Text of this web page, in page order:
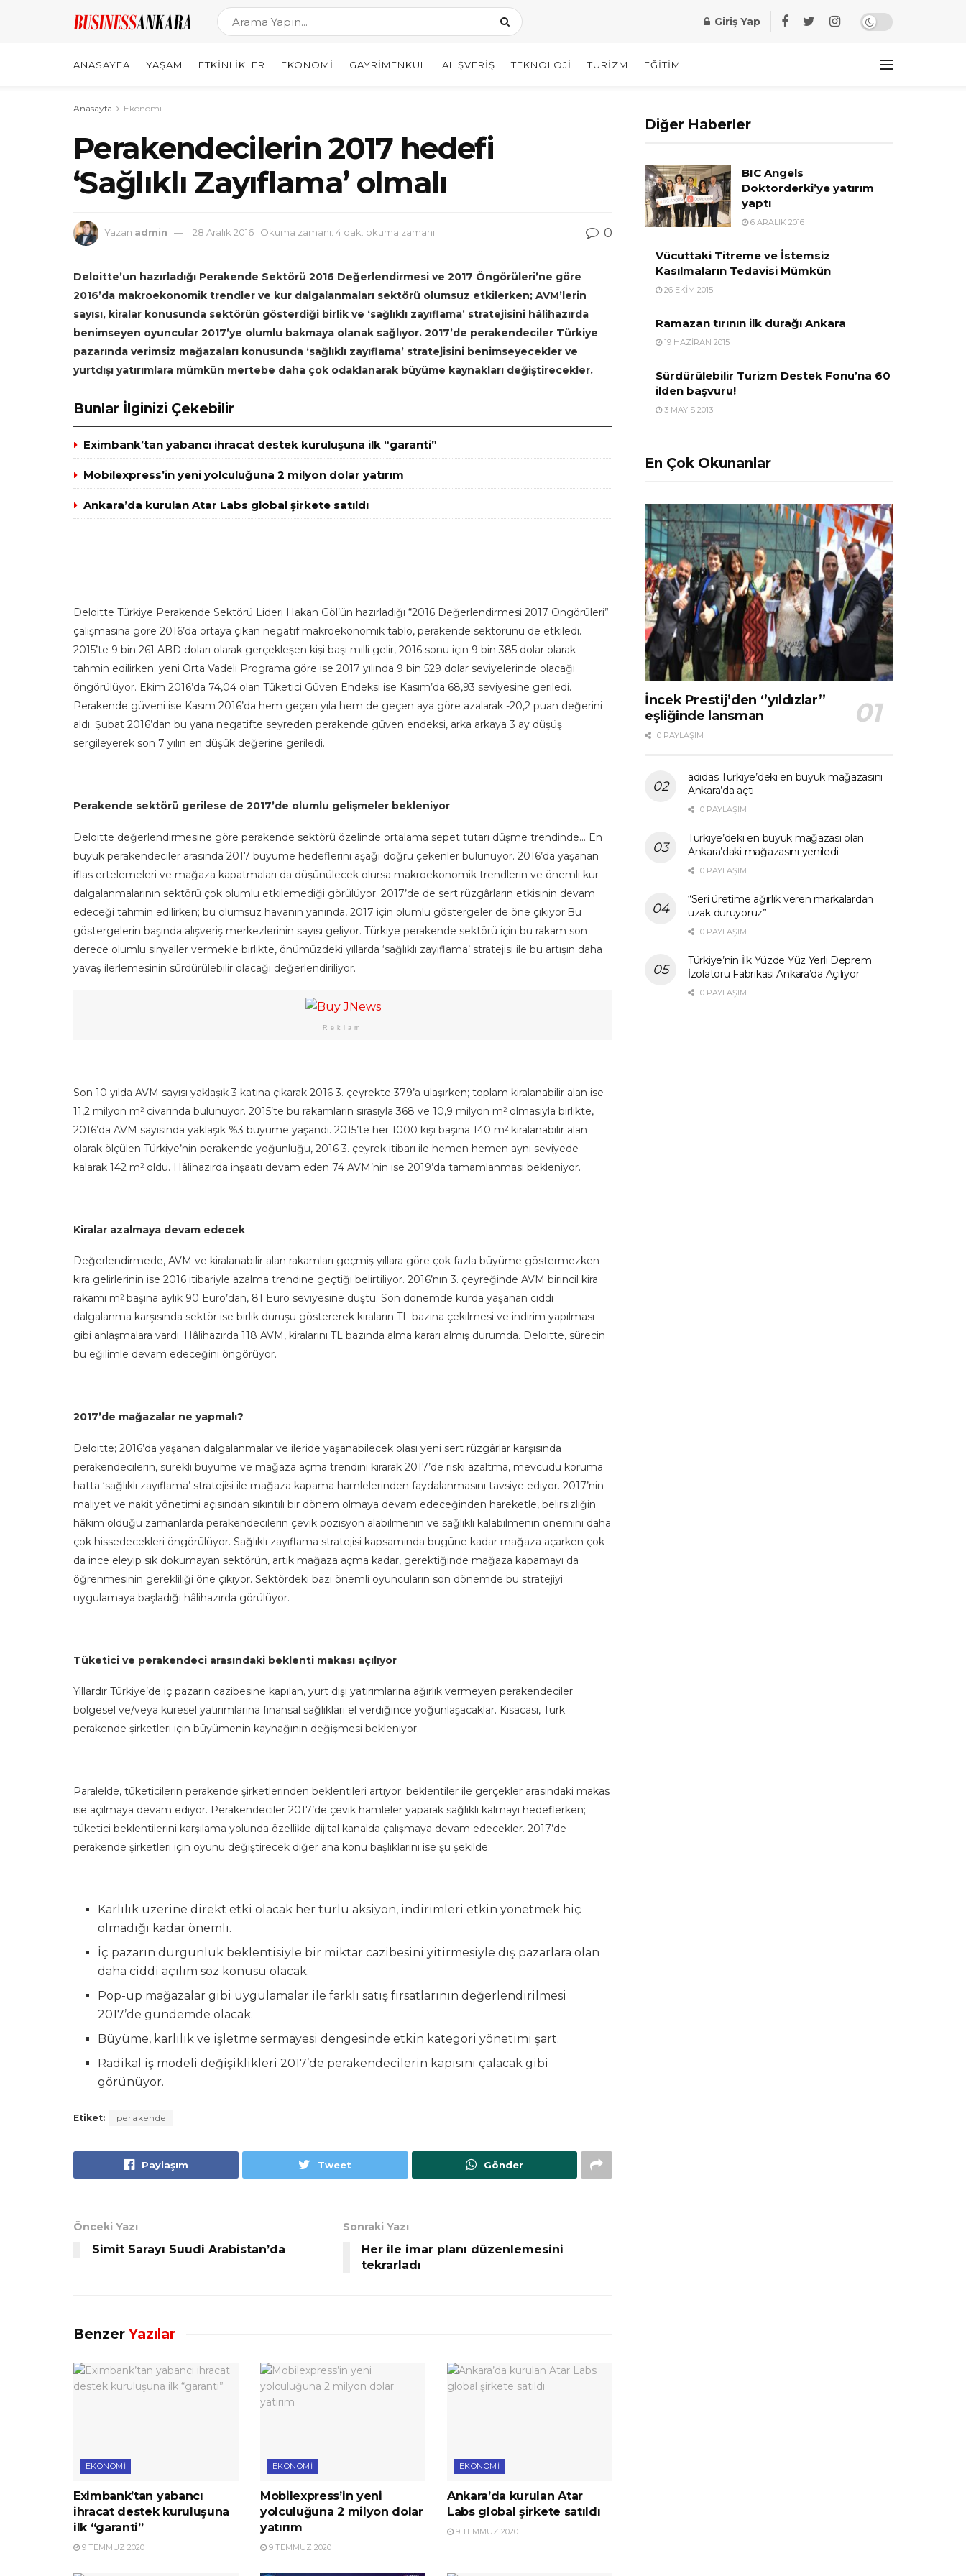
Giriş Yap
ANASAYFA YAŞAM ETKINLIKLER EKONOMI GAYRIMENKUL ALIŞVERIŞ TEKNOLOJI TURIZM EĞITIM
Anasayfa Ekonomi
Perakendecilerin 2017 hedefi
‘Sağlıklı Zayıflama’ olmalı
Yazan admin 28 Aralık 2016 Okuma zamanı: 4 dak. okuma zamanı 0
Deloitte’un hazırladığı Perakende Sektörü 2016 Değerlendirmesi ve 2017 Öngörüleri’ne göre
2016’da makroekonomik trendler ve kur dalgalanmaları sektörü olumsuz etkilerken; AVM’lerin
sayısı, kiralar konusunda sektörün gösterdiği birlik ve ‘sağlıklı zayıflama’ stratejisini hâlihazırda
benimseyen oyuncular 2017’ye olumlu bakmaya olanak sağlıyor. 2017’de perakendeciler Türkiye
pazarında verimsiz mağazaları konusunda ‘sağlıklı zayıflama’ stratejisini benimseyecekler ve
yurtdışı yatırımlara mümkün mertebe daha çok odaklanarak büyüme kaynakları değiştirecekler.
Bunlar İlginizi Çekebilir
Eximbank’tan yabancı ihracat destek kuruluşuna ilk “garanti”
Mobilexpress’in yeni yolculuğuna 2 milyon dolar yatırım
Ankara’da kurulan Atar Labs global şirkete satıldı
Deloitte Türkiye Perakende Sektörü Lideri Hakan Göl’ün hazırladığı “2016 Değerlendirmesi 2017 Öngörüleri”
çalışmasına göre 2016’da ortaya çıkan negatif makroekonomik tablo, perakende sektörünü de etkiledi.
2015’te 9 bin 261 ABD doları olarak gerçekleşen kişi başı milli gelir, 2016 sonu için 9 bin 385 dolar olarak
tahmin edilirken; yeni Orta Vadeli Programa göre ise 2017 yılında 9 bin 529 dolar seviyelerinde olacağı
öngörülüyor. Ekim 2016’da 74,04 olan Tüketici Güven Endeksi ise Kasım’da 68,93 seviyesine geriledi.
Perakende güveni ise Kasım 2016’da hem geçen yıla hem de geçen aya göre azalarak -20,2 puan değerini
aldı. Şubat 2016’dan bu yana negatifte seyreden perakende güven endeksi, arka arkaya 3 ay düşüş
sergileyerek son 7 yılın en düşük değerine geriledi.
Perakende sektörü gerilese de 2017’de olumlu gelişmeler bekleniyor
Deloitte değerlendirmesine göre perakende sektörü özelinde ortalama sepet tutarı düşme trendinde… En
büyük perakendeciler arasında 2017 büyüme hedeflerini aşağı doğru çekenler bulunuyor. 2016’da yaşanan
iflas ertelemeleri ve mağaza kapatmaları da düşünülecek olursa makroekonomik trendlerin ve önemli kur
dalgalanmalarının sektörü çok olumlu etkilemediği görülüyor. 2017’de de sert rüzgârların etkisinin devam
edeceği tahmin edilirken; bu olumsuz havanın yanında, 2017 için olumlu göstergeler de öne çıkıyor.Bu
göstergelerin başında alışveriş merkezlerinin sayısı geliyor. Türkiye perakende sektörü için bu rakam son
derece olumlu sinyaller vermekle birlikte, önümüzdeki yıllarda ‘sağlıklı zayıflama’ stratejisi ile bu artışın daha
yavaş ilerlemesinin sürdürülebilir olacağı değerlendiriliyor.
Reklam
Son 10 yılda AVM sayısı yaklaşık 3 katına çıkarak 2016 3. çeyrekte 379’a ulaşırken; toplam kiralanabilir alan ise
11,2 milyon m2 civarında bulunuyor. 2015’te bu rakamların sırasıyla 368 ve 10,9 milyon m2 olmasıyla birlikte,
2016’da AVM sayısında yaklaşık %3 büyüme yaşandı. 2015’te her 1000 kişi başına 140 m2 kiralanabilir alan
olarak ölçülen Türkiye’nin perakende yoğunluğu, 2016 3. çeyrek itibarı ile hemen hemen aynı seviyede
kalarak 142 m2 oldu. Hâlihazırda inşaatı devam eden 74 AVM’nin ise 2019’da tamamlanması bekleniyor.
Kiralar azalmaya devam edecek
Değerlendirmede, AVM ve kiralanabilir alan rakamları geçmiş yıllara göre çok fazla büyüme göstermezken
kira gelirlerinin ise 2016 itibariyle azalma trendine geçtiği belirtiliyor. 2016’nın 3. çeyreğinde AVM birincil kira
rakamı m2 başına aylık 90 Euro’dan, 81 Euro seviyesine düştü. Son dönemde kurda yaşanan ciddi
dalgalanma karşısında sektör ise birlik duruşu göstererek kiraların TL bazına çekilmesi ve indirim yapılması
gibi anlaşmalara vardı. Hâlihazırda 118 AVM, kiralarını TL bazında alma kararı almış durumda. Deloitte, sürecin
bu eğilimle devam edeceğini öngörüyor.
2017’de mağazalar ne yapmalı?
Deloitte; 2016’da yaşanan dalgalanmalar ve ileride yaşanabilecek olası yeni sert rüzgârlar karşısında
perakendecilerin, sürekli büyüme ve mağaza açma trendini kırarak 2017’de riski azaltma, mevcudu koruma
hatta ‘sağlıklı zayıflama’ stratejisi ile mağaza kapama hamlelerinden faydalanmasını tavsiye ediyor. 2017’nin
maliyet ve nakit yönetimi açısından sıkıntılı bir dönem olmaya devam edeceğinden hareketle, belirsizliğin
hâkim olduğu zamanlarda perakendecilerin çevik pozisyon alabilmenin ve sağlıklı kalabilmenin önemini daha
çok hissedecekleri öngörülüyor. Sağlıklı zayıflama stratejisi kapsamında bugüne kadar mağaza açarken çok
da ince eleyip sık dokumayan sektörün, artık mağaza açma kadar, gerektiğinde mağaza kapamayı da
öğrenmesinin gerekliliği öne çıkıyor. Sektördeki bazı önemli oyuncuların son dönemde bu stratejiyi
uygulamaya başladığı hâlihazırda görülüyor.
Tüketici ve perakendeci arasındaki beklenti makası açılıyor
Yıllardır Türkiye’de iç pazarın cazibesine kapılan, yurt dışı yatırımlarına ağırlık vermeyen perakendeciler
bölgesel ve/veya küresel yatırımlarına finansal sağlıkları el verdiğince yoğunlaşacaklar. Kısacası, Türk
perakende şirketleri için büyümenin kaynağının değişmesi bekleniyor.
Paralelde, tüketicilerin perakende şirketlerinden beklentileri artıyor; beklentiler ile gerçekler arasındaki makas
ise açılmaya devam ediyor. Perakendeciler 2017’de çevik hamleler yaparak sağlıklı kalmayı hedeflerken;
tüketici beklentilerini karşılama yolunda özellikle dijital kanalda çalışmaya devam edecekler. 2017’de
perakende şirketleri için oyunu değiştirecek diğer ana konu başlıklarını ise şu şekilde:
Karlılık üzerine direkt etki olacak her türlü aksiyon, indirimleri etkin yönetmek hiç
olmadığı kadar önemli.
İç pazarın durgunluk beklentisiyle bir miktar cazibesini yitirmesiyle dış pazarlara olan
daha ciddi açılım söz konusu olacak.
Pop-up mağazalar gibi uygulamalar ile farklı satış fırsatlarının değerlendirilmesi
2017’de gündemde olacak.
Büyüme, karlılık ve işletme sermayesi dengesinde etkin kategori yönetimi şart.
Radikal iş modeli değişiklikleri 2017’de perakendecilerin kapısını çalacak gibi
görünüyor.
Etiket: perakende
Paylaşım Tweet Gönder
Önceki Yazı
Simit Sarayı Suudi Arabistan’da
Sonraki Yazı
Her ile imar planı düzenlemesini
tekrarladı
Benzer Yazılar
EKONOMI
Eximbank’tan yabancı
ihracat destek kuruluşuna
ilk “garanti”
9 TEMMUZ 2020
EKONOMI
Mobilexpress’in yeni
yolculuğuna 2 milyon dolar
yatırım
9 TEMMUZ 2020
EKONOMI
Ankara’da kurulan Atar
Labs global şirkete satıldı
9 TEMMUZ 2020
Diğer Haberler
BIC Angels
Doktorderki’ye yatırım
yaptı
6 ARALIK 2016
Vücuttaki Titreme ve İstemsiz
Kasılmaların Tedavisi Mümkün
26 EKIM 2015
Ramazan tırının ilk durağı Ankara
19 HAZIRAN 2015
Sürdürülebilir Turizm Destek Fonu’na 60
ilden başvuru!
3 MAYIS 2013
En Çok Okunanlar
İncek Prestij’den ‘’yıldızlar’’
eşliğinde lansman
0 PAYLAŞIM
adidas Türkiye’deki en büyük mağazasını
Ankara’da açtı
0 PAYLAŞIM
Türkiye’deki en büyük mağazası olan
Ankara’daki mağazasını yeniledi
0 PAYLAŞIM
“Seri üretime ağırlık veren markalardan
uzak duruyoruz”
0 PAYLAŞIM
Türkiye’nin İlk Yüzde Yüz Yerli Deprem
İzolatörü Fabrikası Ankara’da Açılıyor
0 PAYLAŞIM